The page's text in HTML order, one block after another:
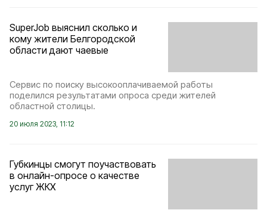
SuperJob выяснил сколько и
кому жители Белгородской
области дают чаевые
Сервис по поиску высокооплачиваемой работы
поделился результатами опроса среди жителей
областной столицы.
20 июля 2023, 11:12
Губкинцы смогут поучаствовать
в онлайн-опросе о качестве
услуг ЖКХ